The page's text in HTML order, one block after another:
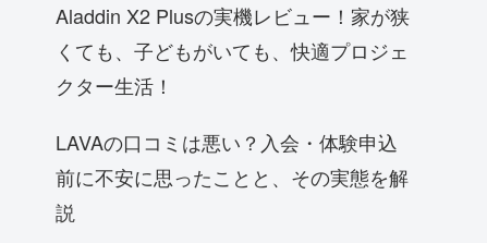
Aladdin X2 Plusの実機レビュー！家が狭
くても、子どもがいても、快適プロジェ
クター生活！
LAVAの口コミは悪い？入会・体験申込
前に不安に思ったことと、その実態を解
説